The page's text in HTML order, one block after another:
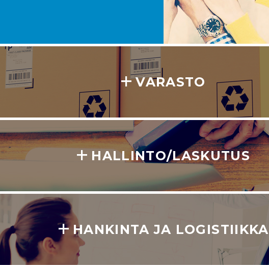
VARASTO
HALLINTO/LASKUTUS
HANKINTA JA LOGISTIIKKA